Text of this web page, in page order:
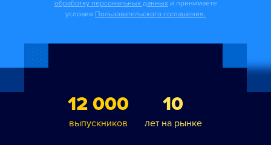
обработку персональных данных и принимаете
условия Пользовательского соглашения.
12 000
выпускников
10
лет на рынке